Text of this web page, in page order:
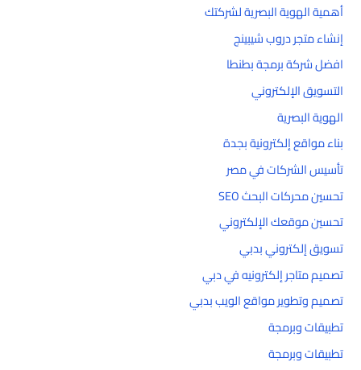
أهمية الهوية البصرية لشركتك
إنشاء متجر دروب شيبينج
افضل شركة برمجة بطنطا
التسويق الإلكتروني
الهوية البصرية
بناء مواقع إلكترونية بجدة
تأسيس الشركات في مصر
تحسين محركات البحث SEO
تحسين موقعك الإلكتروني
تسويق إلكتروني بدبي
تصميم متاجر إلكترونيه في دبي
تصميم وتطوير مواقع الويب بدبي
تطبيقات وبرمجة
تطبيقات وبرمجة